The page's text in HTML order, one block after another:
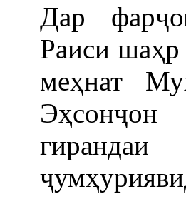
Дар
Раиси шаҳр
меҳнат
Эҳсонҷон